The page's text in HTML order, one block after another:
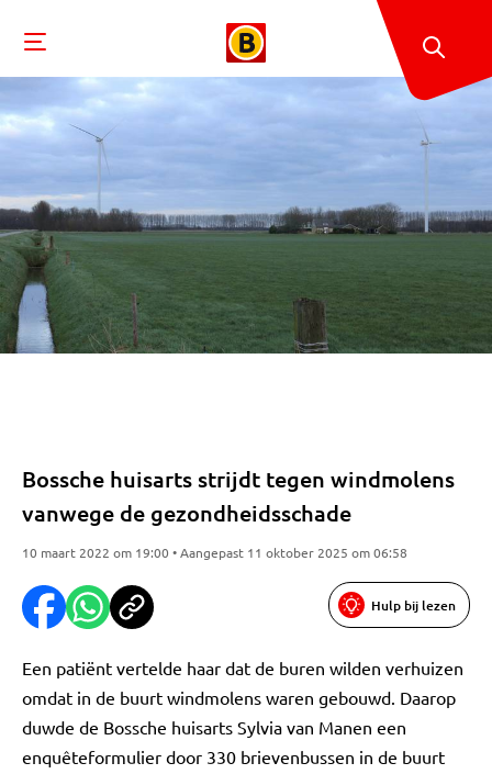
Bossche huisarts strijdt tegen windmolens
vanwege de gezondheidsschade
10 maart 2022 om 19:00 • Aangepast 11 oktober 2025 om 06:58
Hulp bij lezen
Een patiënt vertelde haar dat de buren wilden verhuizen
omdat in de buurt windmolens waren gebouwd. Daarop
duwde de Bossche huisarts Sylvia van Manen een
enquêteformulier door 330 brievenbussen in de buurt